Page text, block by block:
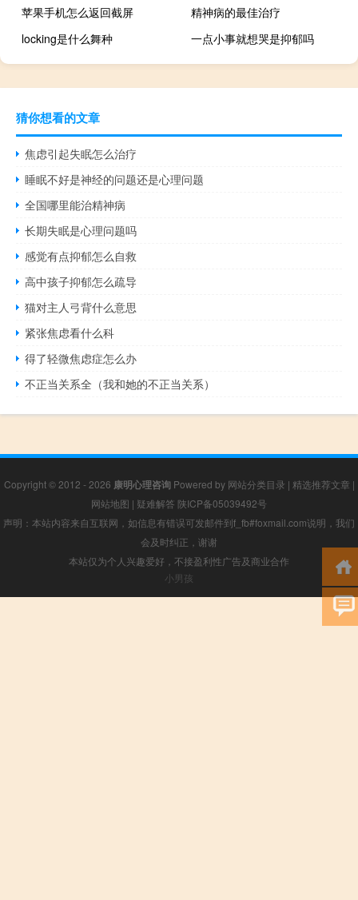
苹果手机怎么返回截屏
精神病的最佳治疗
locking是什么舞种
一点小事就想哭是抑郁吗
猜你想看的文章
焦虑引起失眠怎么治疗
睡眠不好是神经的问题还是心理问题
全国哪里能治精神病
长期失眠是心理问题吗
感觉有点抑郁怎么自救
高中孩子抑郁怎么疏导
猫对主人弓背什么意思
紧张焦虑看什么科
得了轻微焦虑症怎么办
不正当关系全（我和她的不正当关系）
Copyright © 2012 - 2026 康明心理咨询Powered by 网站分类目录 | 精选推荐文章 |
网站地图 | 疑难解答 陕ICP备05039492号
声明：本站内容来自互联网，如信息有错误可发邮件到f_fb#foxmail.com说明，我们
会及时纠正，谢谢
本站仅为个人兴趣爱好，不接盈利性广告及商业合作
小男孩